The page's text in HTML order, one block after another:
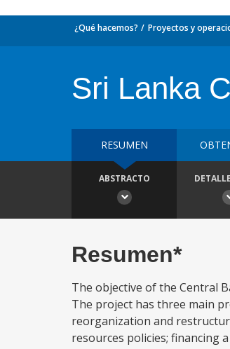
¿Qué hacemos? Proyectos y
Sri Lanka
RESUMEN
ABSTRACTO
Resumen*
The objective of the Central
The project has three main
reorganization and
resources policies; financing